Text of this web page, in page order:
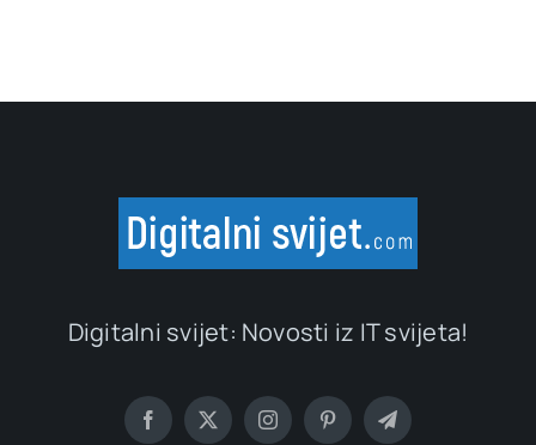
Digitalni svijet: Novosti iz IT svijeta!